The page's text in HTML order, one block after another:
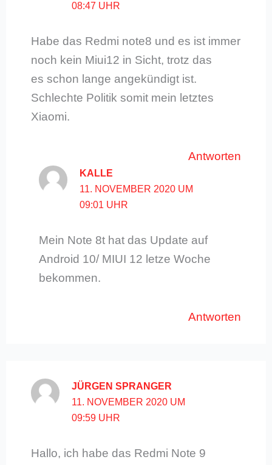
08:47 UHR
Habe das Redmi note8 und es ist immer
noch kein Miui12 in Sicht, trotz das
es schon lange angekündigt ist.
Schlechte Politik somit mein letztes
Xiaomi.
Antworten
KALLE
11. NOVEMBER 2020 UM
09:01 UHR
Mein Note 8t hat das Update auf
Android 10/ MIUI 12 letze Woche
bekommen.
Antworten
JÜRGEN SPRANGER
11. NOVEMBER 2020 UM
09:59 UHR
Hallo, ich habe das Redmi Note 9